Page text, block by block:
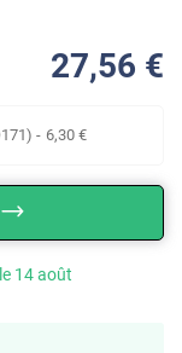
27,56 €
- 6,30 €
14 août